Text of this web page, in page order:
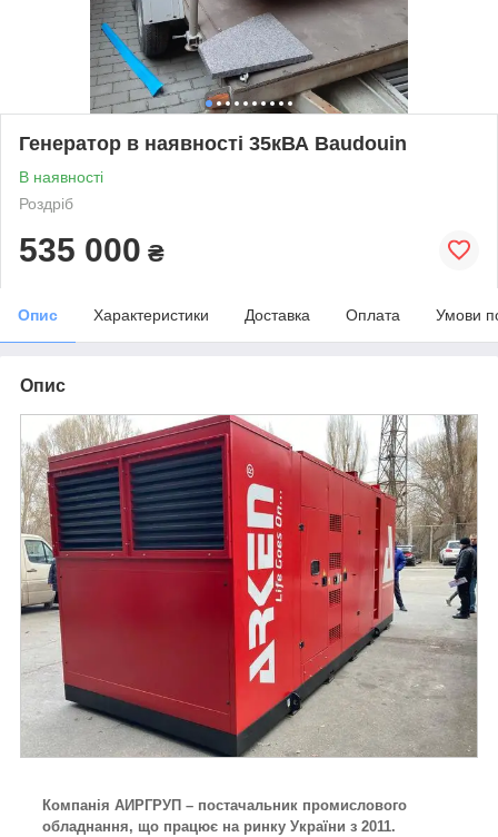
Генератор в наявності 35кВА Baudouin
В наявності
Роздріб
535 000 ₴
Опис Характеристики Доставка Оплата Умови
Опис
Компанія АИРГРУП – постачальник промислового
обладнання, що працює на ринку України з 2011.